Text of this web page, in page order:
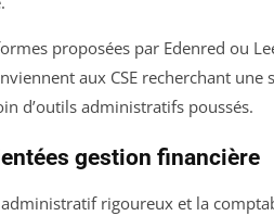
proposées par Edenred ou
aux CSE recherchant une
d’outils administratifs poussés.
gestion financière
rigoureux et la